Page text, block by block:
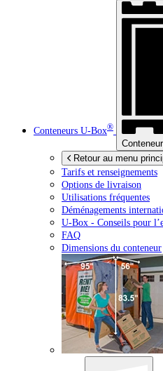
Conteneurs U-Box®
Retour au menu
Tarifs et renseignements
Options de livraison
Utilisations fréquentes
Déménagements
U-Box - Conseils pour
FAQ
Dimensions du conteneur